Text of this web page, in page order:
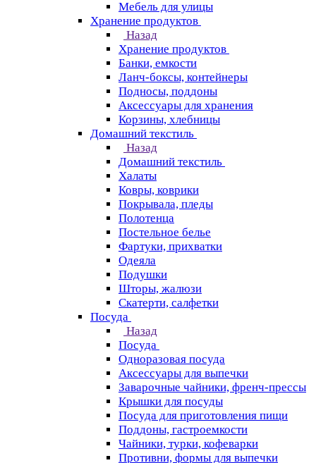
Мебель для улицы
Хранение продуктов
Назад
Хранение продуктов
Банки, емкости
Ланч-боксы, контейнеры
Подносы, поддоны
Аксессуары для хранения
Корзины, хлебницы
Домашний текстиль
Назад
Домашний текстиль
Халаты
Ковры, коврики
Покрывала, пледы
Полотенца
Постельное белье
Фартуки, прихватки
Одеяла
Подушки
Шторы, жалюзи
Скатерти, салфетки
Посуда
Назад
Посуда
Одноразовая посуда
Аксессуары для выпечки
Заварочные чайники, френч-прессы
Крышки для посуды
Посуда для приготовления пищи
Поддоны, гастроемкости
Чайники, турки, кофеварки
Противни, формы для выпечки